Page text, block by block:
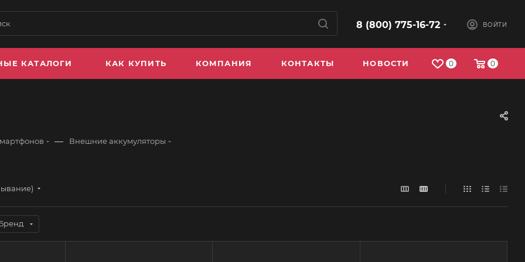
8 (800) 775-16-72 ВОЙТИ
0 0
КАТАЛОГИ КАК КУПИТЬ КОМПАНИЯ КОНТАКТЫ НОВОСТИ
— Внешние аккумуляторы